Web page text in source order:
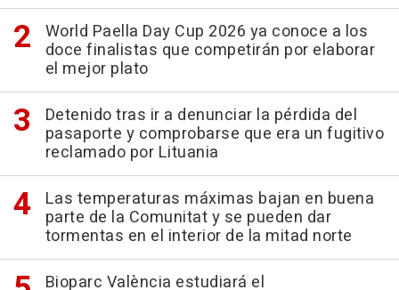
World Paella Day Cup 2026 ya conoce a los
doce finalistas que competirán por elaborar
el mejor plato
Detenido tras ir a denunciar la pérdida del
pasaporte y comprobarse que era un fugitivo
reclamado por Lituania
Las temperaturas máximas bajan en buena
parte de la Comunitat y se pueden dar
tormentas en el interior de la mitad norte
Bioparc València estudiará el